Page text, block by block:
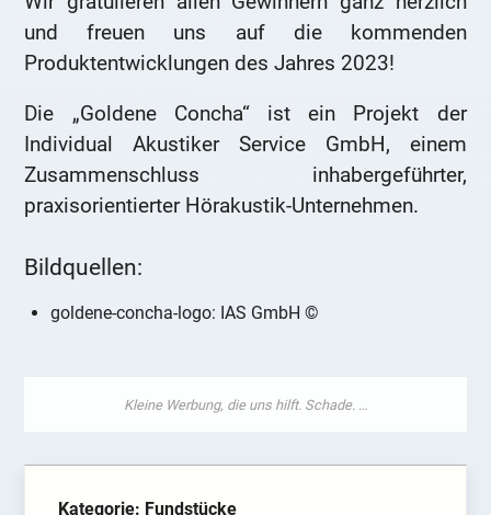
und freuen uns auf die kommenden
Produktentwicklungen des Jahres 2023!
Die „Goldene Concha“ ist ein Projekt der
Individual Akustiker Service GmbH, einem
Zusammenschluss inhabergeführter,
praxisorientierter Hörakustik-Unternehmen.
Bildquellen:
goldene-concha-logo: IAS GmbH ©
Kategorie: Fundstücke